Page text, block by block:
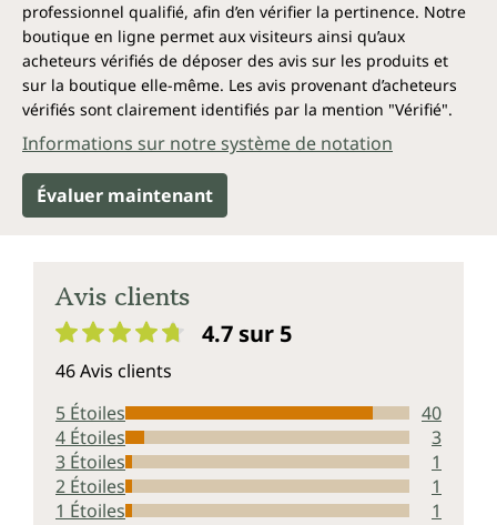
Végétalien et sans les additifs
suivants
Les gélules de S-acétyl glutathion d'Unimedica sont
exemptes d'additifs et donc de colorants, de
stabilisants, de conservateurs, d'anti-agglomérants
tels que le stéréate de magnésium, ainsi que d'OGM,
de lactose et de gluten, et sont véganes.
professionnel qualifié, afin d’en vérifier la pertinence. Notre
boutique en ligne permet aux visiteurs ainsi qu’aux
acheteurs vérifiés de déposer des avis sur les produits et
sur la boutique elle-même. Les avis provenant d’acheteurs
vérifiés sont clairement identifiés par la mention "Vérifié".
Informations sur notre système de notation
Évaluer maintenant
Avis clients
4.7 sur 5
46 Avis clients
5 Étoiles
40
4 Étoiles
3
3 Étoiles
1
2 Étoiles
1
1 Étoiles
1